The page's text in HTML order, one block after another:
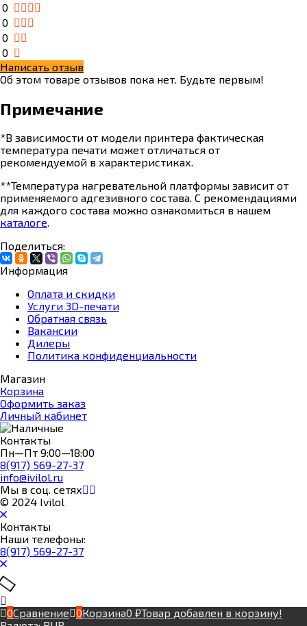
0
0
0
0
Написать отзыв
Об этом товаре отзывов пока нет. Будьте первым!
Примечание
*В зависимости от модели принтера фактическая
температура печати может отличаться от
рекомендуемой в характеристиках.
**Температура нагревательной платформы зависит от
применяемого адгезивного состава. С рекомендациями
для каждого состава можно ознакомиться в нашем
каталоге.
Поделиться:
Информация
Оплата и скидки
Услуги 3D-печати
Обратная связь
Вакансии
Дилеры
Политика конфиденциальности
Магазин
Корзина
Оформить заказ
Личный кабинет
Контакты
Пн—Пт 9:00—18:00
8(917) 569-27-37
info@ivilol.ru
Мы в соц. сетях
© 2024 Ivilol
Контакты
Наши телефоны:
8(917) 569-27-37
0Сравнение 0Корзина0 ₽Товар добавлен в корзину!